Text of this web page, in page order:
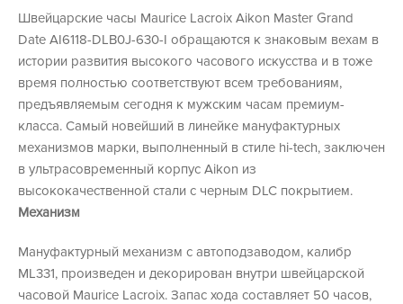
Швейцарские часы Maurice Lacroix Aikon Master Grand
Date AI6118-DLB0J-630-I обращаются к знаковым вехам в
истории развития высокого часового искусства и в тоже
время полностью соответствуют всем требованиям,
предъявляемым сегодня к мужским часам премиум-
класса. Самый новейший в линейке мануфактурных
механизмов марки, выполненный в стиле hi-tech, заключен
в ультрасовременный корпус Aikon из
высококачественной стали с черным DLC покрытием.
Механизм
Мануфактурный механизм с автоподзаводом, калибр
ML331, произведен и декорирован внутри швейцарской
часовой Maurice Lacroix. Запас хода составляет 50 часов,